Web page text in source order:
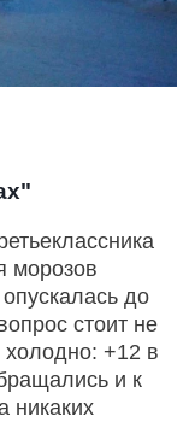
морозов
до
стоит не
холодно: +12 в
и к
никаких